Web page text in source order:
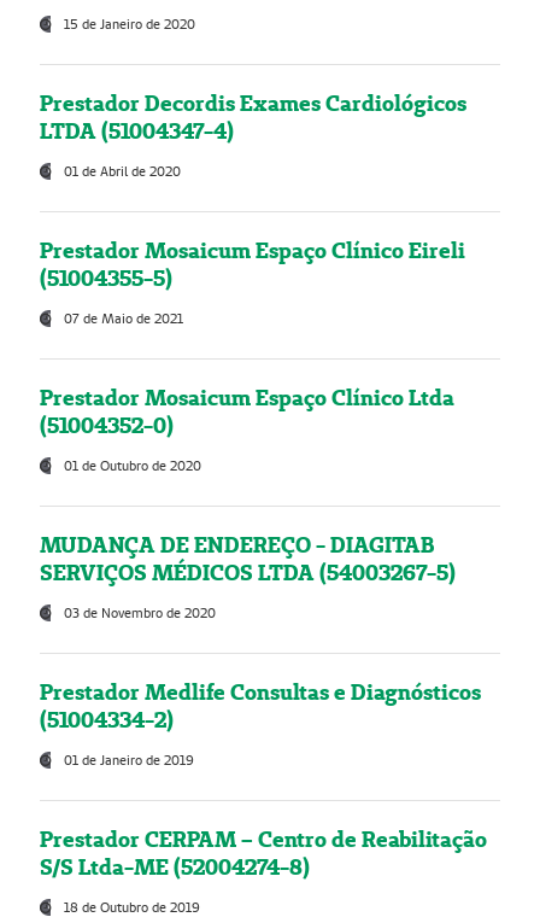
15 de Janeiro de 2020
Prestador Decordis Exames Cardiológicos
LTDA (51004347-4)
01 de Abril de 2020
Prestador Mosaicum Espaço Clínico Eireli
(51004355-5)
07 de Maio de 2021
Prestador Mosaicum Espaço Clínico Ltda
(51004352-0)
01 de Outubro de 2020
MUDANÇA DE ENDEREÇO - DIAGITAB
SERVIÇOS MÉDICOS LTDA (54003267-5)
03 de Novembro de 2020
Prestador Medlife Consultas e Diagnósticos
(51004334-2)
01 de Janeiro de 2019
Prestador CERPAM – Centro de Reabilitação
S/S Ltda-ME (52004274-8)
18 de Outubro de 2019